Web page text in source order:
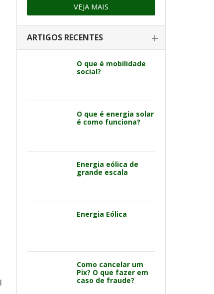
VEJA MAIS
ARTIGOS RECENTES
O que é mobilidade
social?
O que é energia solar
é como funciona?
Energia eólica de
grande escala
Energia Eólica
Como cancelar um
Pix? O que fazer em
caso de fraude?